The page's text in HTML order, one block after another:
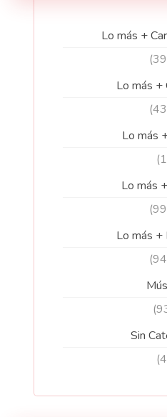
Lo más +
Lo más +
Lo más
Lo más
Lo más +
Sin